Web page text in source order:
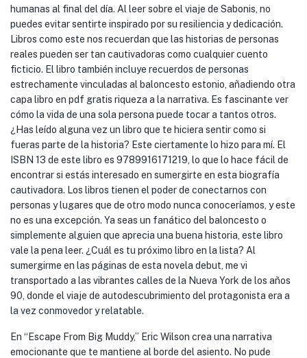
humanas al final del día. Al leer sobre el viaje de Sabonis, no
puedes evitar sentirte inspirado por su resiliencia y dedicación.
Libros como este nos recuerdan que las historias de personas
reales pueden ser tan cautivadoras como cualquier cuento
ficticio. El libro también incluye recuerdos de personas
estrechamente vinculadas al baloncesto estonio, añadiendo otra
capa libro en pdf gratis riqueza a la narrativa. Es fascinante ver
cómo la vida de una sola persona puede tocar a tantos otros.
¿Has leído alguna vez un libro que te hiciera sentir como si
fueras parte de la historia? Este ciertamente lo hizo para mí. El
ISBN 13 de este libro es 9789916171219, lo que lo hace fácil de
encontrar si estás interesado en sumergirte en esta biografía
cautivadora. Los libros tienen el poder de conectarnos con
personas y lugares que de otro modo nunca conoceríamos, y este
no es una excepción. Ya seas un fanático del baloncesto o
simplemente alguien que aprecia una buena historia, este libro
vale la pena leer. ¿Cuál es tu próximo libro en la lista? Al
sumergirme en las páginas de esta novela debut, me vi
transportado a las vibrantes calles de la Nueva York de los años
90, donde el viaje de autodescubrimiento del protagonista era a
la vez conmovedor y relatable.
En “Escape From Big Muddy,” Eric Wilson crea una narrativa
emocionante que te mantiene al borde del asiento. No pude